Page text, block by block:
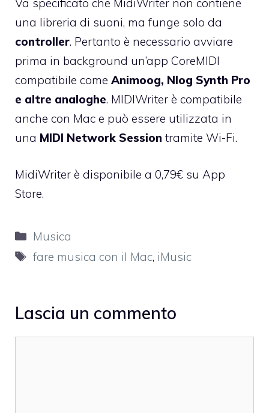
Va specificato che MidiWriter non contiene
una libreria di suoni, ma funge solo da
controller. Pertanto è necessario avviare
prima in background un’app CoreMIDI
compatibile come Animoog, Nlog Synth Pro
e altre analoghe. MIDIWriter è compatibile
anche con Mac e può essere utilizzata in
una MIDI Network Session tramite Wi-Fi.
MidiWriter è disponibile a 0,79€ su App
Store.
Categorie
Musica
Tag
fare musica con il Mac, iMusic
Lascia un commento